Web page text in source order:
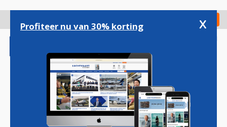
gaan
Check in
Magazine Podcasts Vacatures
Profiteer nu van 30% korting x